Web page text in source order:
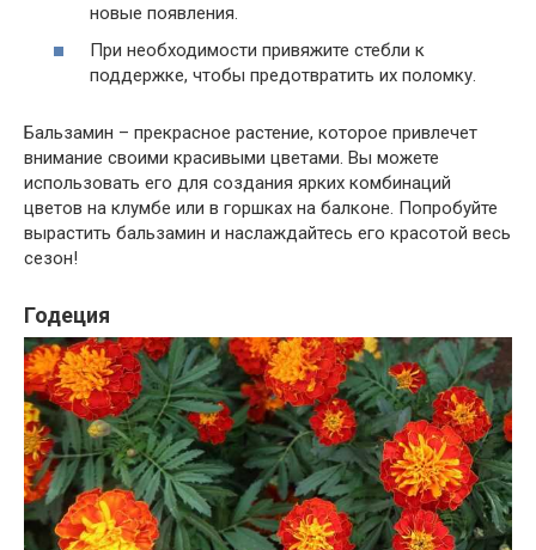
новые появления.
При необходимости привяжите стебли к
поддержке, чтобы предотвратить их поломку.
Бальзамин – прекрасное растение, которое привлечет
внимание своими красивыми цветами. Вы можете
использовать его для создания ярких комбинаций
цветов на клумбе или в горшках на балконе. Попробуйте
вырастить бальзамин и наслаждайтесь его красотой весь
сезон!
Годеция